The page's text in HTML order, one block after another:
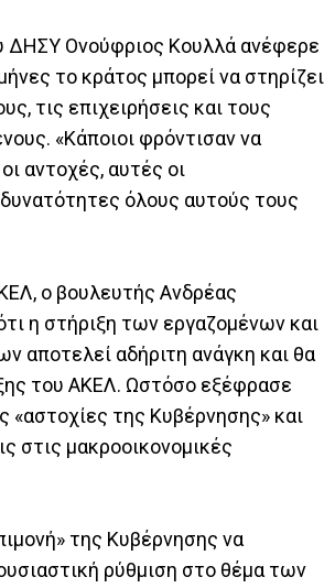
ΔΗΣΥ Ονούφριος Κουλλά ανέφερε
το κράτος μπορεί να στηρίζει
τις επιχειρήσεις και τους
«Κάποιοι φρόντισαν να
αντοχές, αυτές οι
όλους αυτούς τους
ο βουλευτής Ανδρέας
η στήριξη των εργαζομένων και
αποτελεί αδήριτη ανάγκη και θα
του ΑΚΕΛ. Ωστόσο εξέφρασε
«αστοχίες της Κυβέρνησης» και
στις μακροοικονομικές
της Κυβέρνησης να
ρύθμιση στο θέμα των